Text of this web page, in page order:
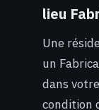
lieu
Une
un
dans
condition